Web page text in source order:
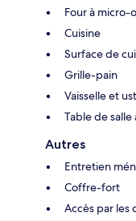
Four à micro-
Cuisine
Surface de
Grille-pain
Vaisselle et
Table de salle
Autres
Entretien
Coffre-fort
Accès par les